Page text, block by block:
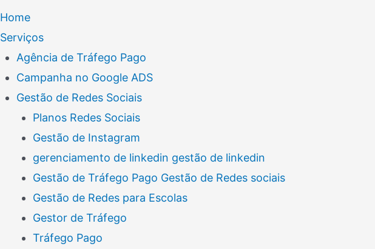
Home
Serviços
Agência de Tráfego Pago
Campanha no Google ADS
Gestão de Redes Sociais
Planos Redes Sociais
Gestão de Instagram
gerenciamento de linkedin gestão de linkedin
Gestão de Tráfego Pago Gestão de Redes sociais
Gestão de Redes para Escolas
Gestor de Tráfego
Tráfego Pago